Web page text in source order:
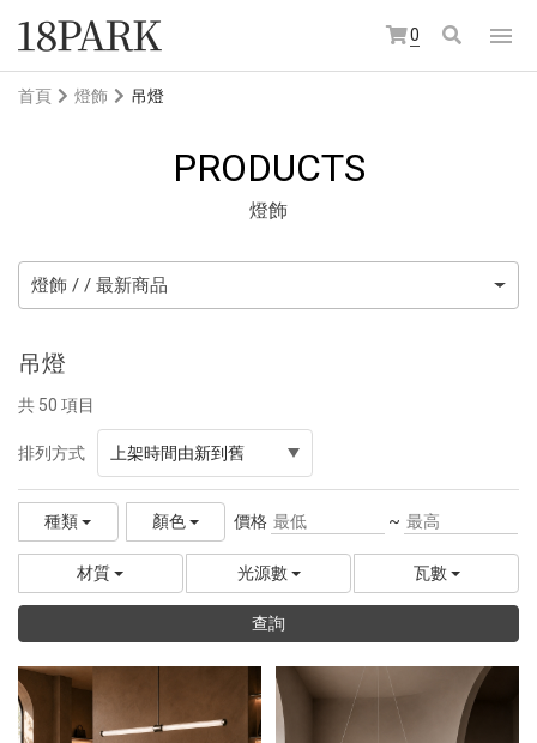
0
首頁 燈飾 吊燈
PRODUCTS
燈飾
燈飾 / / 最新商品
吊燈
共 50 項目
排列方式 上架時間由新到舊
種類 顏色 價格 ~
材質 光源數 瓦數
查詢